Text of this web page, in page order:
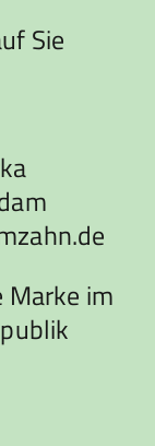
Sie
Marke im